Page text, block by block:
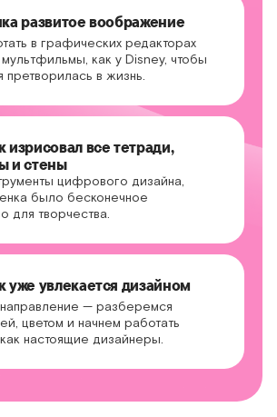
развитое воображение
в графических редакторах
как у Disney, чтобы
в жизнь.
изрисовал все тетради,
и стены
цифрового дизайна,
было бесконечное
для творчества.
уже увлекается дизайном
направление — разберемся
цветом и начнем работать
настоящие дизайнеры.